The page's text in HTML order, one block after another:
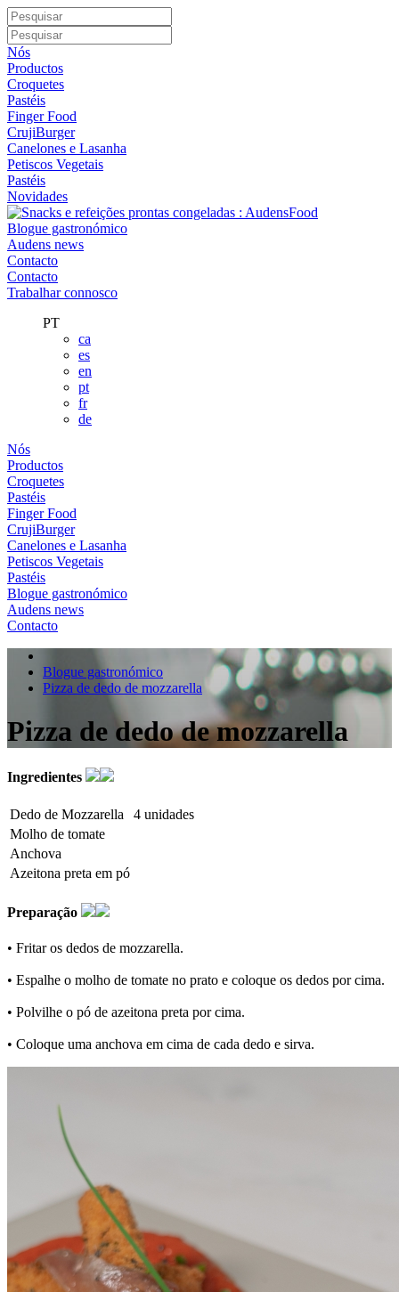
Nós
Productos
Croquetes
Pastéis
Finger Food
CrujiBurger
Canelones e Lasanha
Petiscos Vegetais
Pastéis
Novidades
Blogue gastronómico
Audens news
Contacto
Contacto
Trabalhar connosco
PT
ca
es
en
pt
fr
de
Nós
Productos
Croquetes
Pastéis
Finger Food
CrujiBurger
Canelones e Lasanha
Petiscos Vegetais
Pastéis
Blogue gastronómico
Audens news
Contacto
Blogue gastronómico
Pizza de dedo de mozzarella
Pizza de dedo de mozzarella
Ingredientes
Dedo de Mozzarella
4 unidades
Molho de tomate
Anchova
Azeitona preta em pó
Preparação
• Fritar os dedos de mozzarella.
• Espalhe o molho de tomate no prato e coloque os dedos por cima.
• Polvilhe o pó de azeitona preta por cima.
• Coloque uma anchova em cima de cada dedo e sirva.